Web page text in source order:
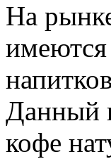
На
имеются
Данный
кофе